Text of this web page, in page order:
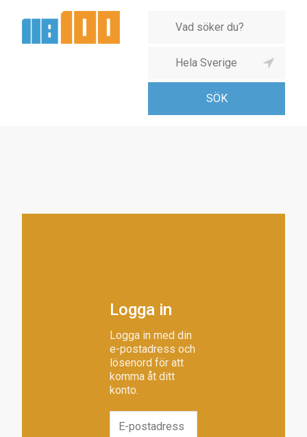
Logga in
Logga in med din
e-postadress och
lösenord för att
komma åt ditt
konto.